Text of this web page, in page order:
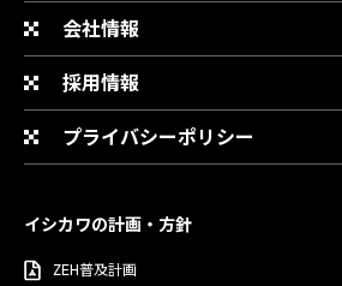
会社情報
採用情報
プライバシーポリシー
イシカワの計画・方針
ZEH普及計画